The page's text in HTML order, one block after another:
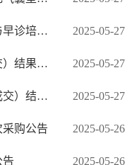
2025-05-27
江西省肿瘤医院2025年癌症筛查与早诊培训项目线上课件视频和癌症防治宣传片拍...
2025-05-27
关于透析液过滤器项目中标（成交）结果公示
2025-05-27
关于次氯酸钠消毒液项目中标（成交）结果公示
2025-05-26
购公告
2025-05-26
告